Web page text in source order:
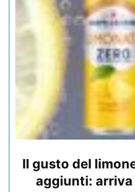
Il gusto del
aggiunti: arriva